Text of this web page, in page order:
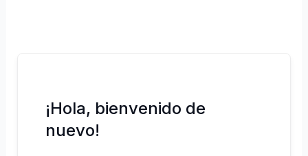
¡Hola, bienvenido de
nuevo!